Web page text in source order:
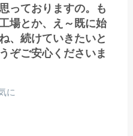
っておりますの。も
場とか、え～既に始
、続けていきたいと
ぞご安心くださいま
に